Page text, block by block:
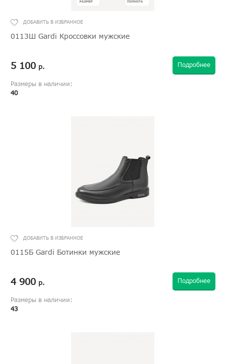
0113Ш Gardi Кроссовки мужские
5 100 р. Подробнее
Размеры в наличии:
40
0115Б Gardi Ботинки мужские
4 900 р. Подробнее
Размеры в наличии:
43